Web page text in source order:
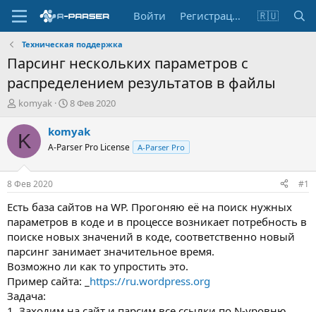
Войти Регистрация 🇷🇺
Техническая поддержка
Парсинг нескольких параметров с
распределением результатов в файлы
А
т
о
т
е
м
ы
komyak
Д
т
а
н
а
л
8 Фев 2020
K komyak
A-Parser Pro License A-Parser Pro
8 Фев 2020 #1
Есть база сайтов на WP. Прогоняю её на поиск нужных
параметров в коде и в процессе возникает потребность в
поиске новых значений в коде, соответственно новый
парсинг занимает значительное время.
Возможно ли как то упростить это.
Пример сайта: _ https://ru.wordpress.org
Задача: